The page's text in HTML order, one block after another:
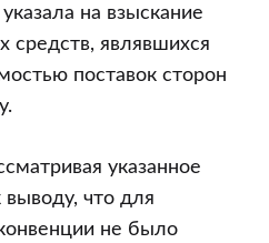
на взыскание
средств, являвшихся
поставок сторон
указанное
что для
не было